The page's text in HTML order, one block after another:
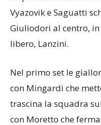
centrali, Mingardi
Risponde Battistelli
Vyazovik e Saguatti
libero, Lanzini.
Nel primo set le
con Mingardi che